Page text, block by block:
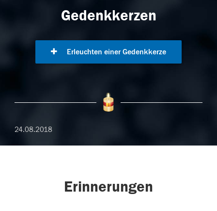
Gedenkkerzen
Erleuchten einer Gedenkkerze
24.08.2018
Erinnerungen